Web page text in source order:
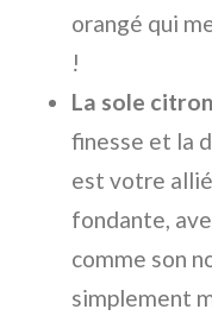
orangé qui
!
La sole
finesse et la
est votre
fondante,
comme son
simplement